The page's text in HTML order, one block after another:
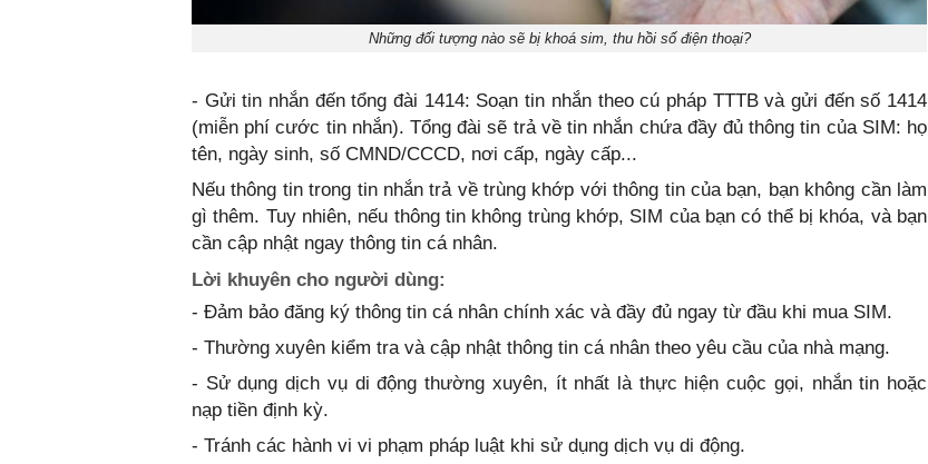
Những đối tượng nào sẽ bị khoá sim, thu hồi số điện thoại?
- Gửi tin nhắn đến tổng đài 1414: Soạn tin nhắn theo cú pháp TTTB và gửi đến số 1414
(miễn phí cước tin nhắn). Tổng đài sẽ trả về tin nhắn chứa đầy đủ thông tin của SIM: họ
tên, ngày sinh, số CMND/CCCD, nơi cấp, ngày cấp...
Nếu thông tin trong tin nhắn trả về trùng khớp với thông tin của bạn, bạn không cần làm
gì thêm. Tuy nhiên, nếu thông tin không trùng khớp, SIM của bạn có thể bị khóa, và bạn
cần cập nhật ngay thông tin cá nhân.
Lời khuyên cho người dùng:
- Đảm bảo đăng ký thông tin cá nhân chính xác và đầy đủ ngay từ đầu khi mua SIM.
- Thường xuyên kiểm tra và cập nhật thông tin cá nhân theo yêu cầu của nhà mạng.
- Sử dụng dịch vụ di động thường xuyên, ít nhất là thực hiện cuộc gọi, nhắn tin hoặc
nạp tiền định kỳ.
- Tránh các hành vi vi phạm pháp luật khi sử dụng dịch vụ di động.